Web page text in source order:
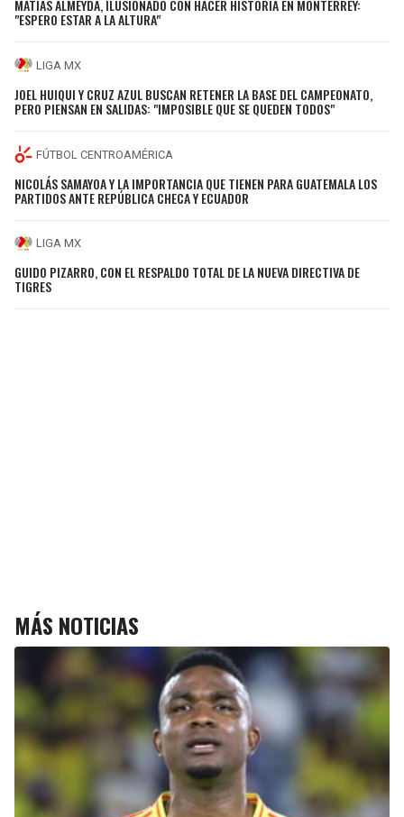
MATÍAS ALMEYDA, ILUSIONADO CON HACER HISTORIA EN MONTERREY:
"ESPERO ESTAR A LA ALTURA"
LIGA MX
JOEL HUIQUI Y CRUZ AZUL BUSCAN RETENER LA BASE DEL CAMPEONATO,
PERO PIENSAN EN SALIDAS: "IMPOSIBLE QUE SE QUEDEN TODOS"
FÚTBOL CENTROAMÉRICA
NICOLÁS SAMAYOA Y LA IMPORTANCIA QUE TIENEN PARA GUATEMALA LOS
PARTIDOS ANTE REPÚBLICA CHECA Y ECUADOR
LIGA MX
GUIDO PIZARRO, CON EL RESPALDO TOTAL DE LA NUEVA DIRECTIVA DE
TIGRES
MÁS NOTICIAS